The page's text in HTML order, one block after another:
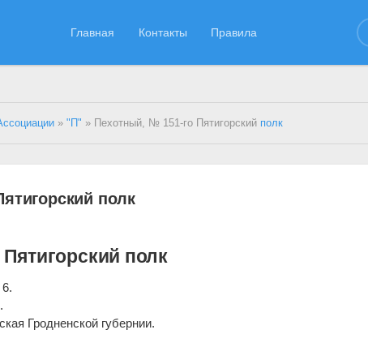
Главная Контакты Правила
»"П" » Пехотный, № 151-го Пятигорский полк
полк
полк
Гродненской губернии.